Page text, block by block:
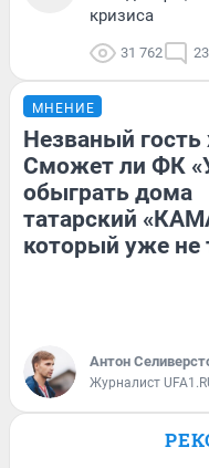
кризиса
31 762 23
МНЕНИЕ
Незваный гость
Сможет ли ФК
обыграть дома
татарский
который уже не
Антон
Журналист